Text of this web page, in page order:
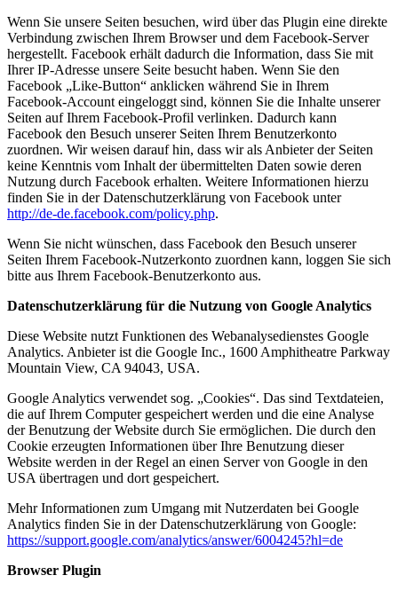
Wenn Sie unsere Seiten besuchen, wird über das Plugin eine direkte
Verbindung zwischen Ihrem Browser und dem Facebook-Server
hergestellt. Facebook erhält dadurch die Information, dass Sie mit
Ihrer IP-Adresse unsere Seite besucht haben. Wenn Sie den
Facebook „Like-Button“ anklicken während Sie in Ihrem
Facebook-Account eingeloggt sind, können Sie die Inhalte unserer
Seiten auf Ihrem Facebook-Profil verlinken. Dadurch kann
Facebook den Besuch unserer Seiten Ihrem Benutzerkonto
zuordnen. Wir weisen darauf hin, dass wir als Anbieter der Seiten
keine Kenntnis vom Inhalt der übermittelten Daten sowie deren
Nutzung durch Facebook erhalten. Weitere Informationen hierzu
finden Sie in der Datenschutzerklärung von Facebook unter
http://de-de.facebook.com/policy.php.
Wenn Sie nicht wünschen, dass Facebook den Besuch unserer
Seiten Ihrem Facebook-Nutzerkonto zuordnen kann, loggen Sie sich
bitte aus Ihrem Facebook-Benutzerkonto aus.
Datenschutzerklärung für die Nutzung von Google Analytics
Diese Website nutzt Funktionen des Webanalysedienstes Google
Analytics. Anbieter ist die Google Inc., 1600 Amphitheatre Parkway
Mountain View, CA 94043, USA.
Google Analytics verwendet sog. „Cookies“. Das sind Textdateien,
die auf Ihrem Computer gespeichert werden und die eine Analyse
der Benutzung der Website durch Sie ermöglichen. Die durch den
Cookie erzeugten Informationen über Ihre Benutzung dieser
Website werden in der Regel an einen Server von Google in den
USA übertragen und dort gespeichert.
Mehr Informationen zum Umgang mit Nutzerdaten bei Google
Analytics finden Sie in der Datenschutzerklärung von Google:
https://support.google.com/analytics/answer/6004245?hl=de
Browser Plugin